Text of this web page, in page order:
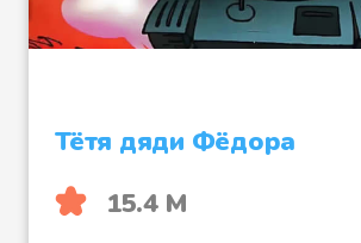
Тётя дяди Фёдора
15.4 М